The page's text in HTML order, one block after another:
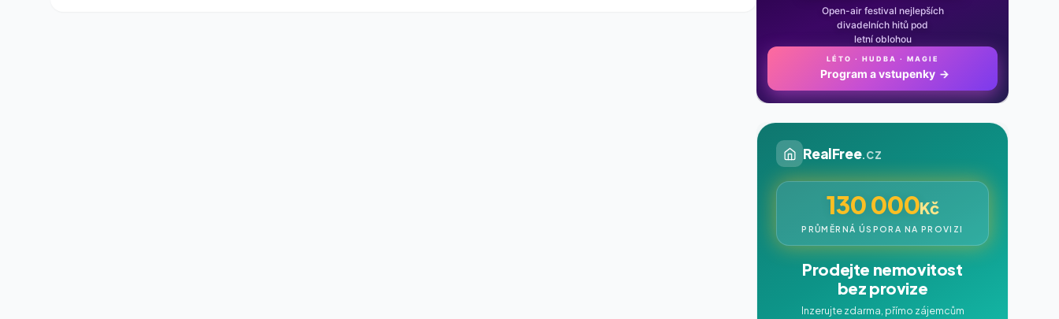
Open-air festival nejlepších
divadelních hitů pod
letní oblohou
LÉTO · HUDBA · MAGIE
Program a vstupenky →
RealFree.cz
130 000Kč
PRŮMĚRNÁ ÚSPORA NA PROVIZI
Prodejte nemovitost
bez provize
Inzerujte zdarma, přímo zájemcům